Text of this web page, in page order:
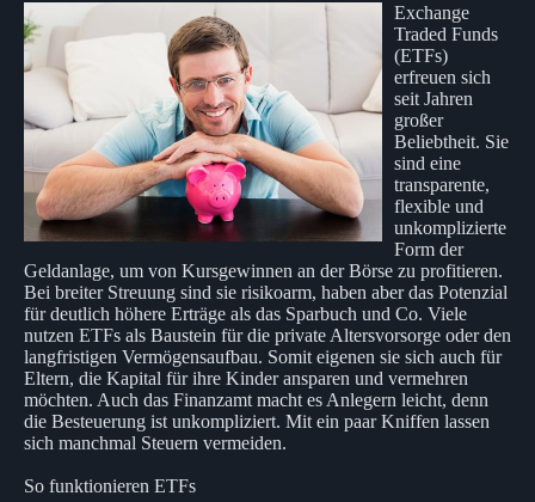
Exchange
Traded Funds
(ETFs)
erfreuen sich
seit Jahren
großer
Beliebtheit. Sie
sind eine
transparente,
flexible und
unkomplizierte
Form der
Geldanlage, um von Kursgewinnen an der Börse zu profitieren.
Bei breiter Streuung sind sie risikoarm, haben aber das Potenzial
für deutlich höhere Erträge als das Sparbuch und Co. Viele
nutzen ETFs als Baustein für die private Altersvorsorge oder den
langfristigen Vermögensaufbau. Somit eigenen sie sich auch für
Eltern, die Kapital für ihre Kinder ansparen und vermehren
möchten. Auch das Finanzamt macht es Anlegern leicht, denn
die Besteuerung ist unkompliziert. Mit ein paar Kniffen lassen
sich manchmal Steuern vermeiden.
So funktionieren ETFs